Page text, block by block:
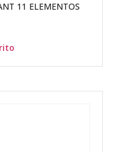
11 ELEMENTOS